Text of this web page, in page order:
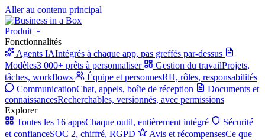
Aller au contenu principal
Produit
Fonctionnalités
Agents IAIntégrés à chaque app, pas greffés par-dessus
Modèles3 000+ prêts à personnaliser Gestion du travailProjets,
tâches, workflows
Équipe et personnesRH, rôles, responsabilités
CommunicationChat, appels, boîte de réception
Documents et
connaissancesRecherchables, versionnés, avec permissions
Explorer
Toutes les 16 appsChaque outil, entièrement intégré
Sécurité
et confianceSOC 2, chiffré, RGPD Avis et récompensesCe que